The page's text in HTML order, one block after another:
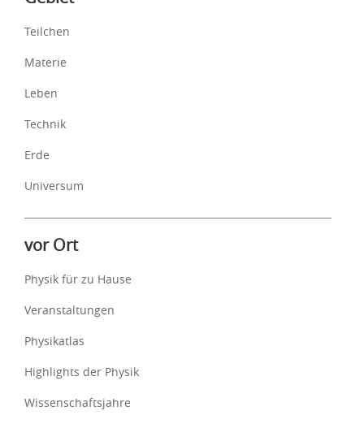
Teilchen
Materie
Leben
Technik
Erde
Universum
vor Ort
Physik für zu Hause
Veranstaltungen
Physikatlas
Highlights der Physik
Wissenschaftsjahre